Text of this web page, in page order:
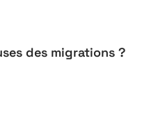
des migrations ?